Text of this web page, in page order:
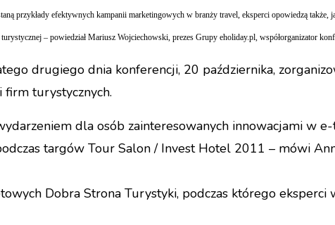
przykłady efektywnych kampanii marketingowych w branży travel, eksperci opowiedzą
– powiedział Mariusz Wojciechowski, prezes Grupy eholiday.pl, współorganizator
drugiego dnia konferencji, 20 października,
turystycznych.
dla osób zainteresowanych innowacjami w
targów Tour Salon / Invest Hotel 2011 – mówi
Dobra Strona Turystyki, podczas którego eksperci